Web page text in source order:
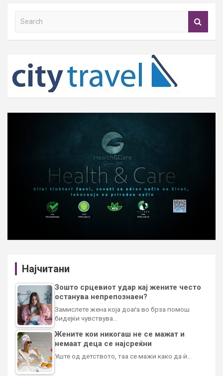
h
Најчитани
Зошто срцевиот удар кај жените често
останува непрепознаен?
Замислете жена која доаѓа во брза помош
бидејќи чувствува…
Жените кои никогаш не се мажат и
немаат деца се најсреќни
Уште од детството, таа се мажи како да ѝ…